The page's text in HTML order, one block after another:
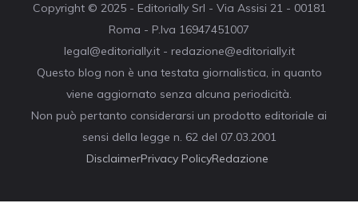
Copyright © 2025 - Editorially Srl - Via Assisi 21 - 00181
Roma - P.Iva 16947451007
legal@editorially.it - redazione@editorially.it
Questo blog non è una testata giornalistica, in quanto
viene aggiornato senza alcuna periodicità.
Non può pertanto considerarsi un prodotto editoriale ai
sensi della legge n. 62 del 07.03.2001
DisclaimerPrivacy PolicyRedazione